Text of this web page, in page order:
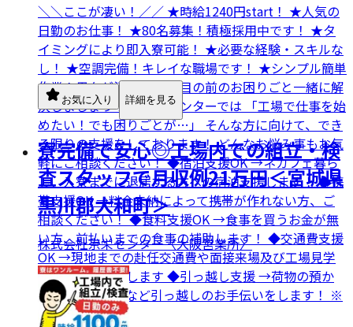
＼＼ここが凄い！／／ ★時給1240円start！ ★人気の
日勤のお仕事！ ★80名募集！積極採用中です！ ★タ
イミングにより即入寮可能！ ★必要な経験・スキルな
し！ ★空調完備！キレイな職場です！ ★シンプル簡単
作業！男女が活躍中！ ＼目の前のお困りごと一緒に解
決しましょう！／ 京栄センターでは 「工場で仕事を始
めたい！でも困りごとが…」 そんな方に向けて、でき
る限りの支援をしております！ どんなお悩み事もお気
軽にご相談ください！ ◆宿泊支援OK →ネカフェ暮ら
し、入寮までに退居する方への宿泊支援します！ ◆携
帯支援OK →料金未納によって携帯が作れない方、ご
相談ください！ ◆食料支援OK →食事を買うお金が無
い方、前払いまでの食事の補助します！ ◆交通費支援
OK →現地までの赴任交通費や面接来場及び工場見学
交通費など支援します ◆引っ越し支援 →荷物の預か
り、寮への郵送など引っ越しのお手伝いをします！ ※
各規定有
お気に入り 詳細を見る
寮完備で安心◎工場内での組立・検
査スタッフで月収例21万円＜宮城県
黒川郡大和町＞
株式会社京栄センター〈大阪営業所〉